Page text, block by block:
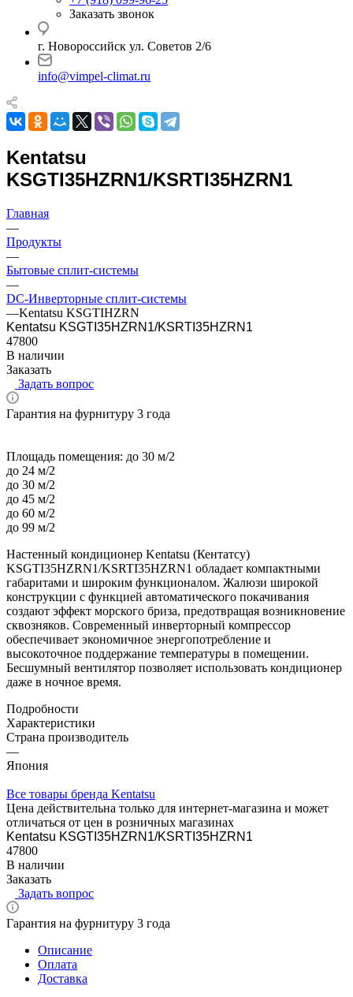
Заказать звонок
г. Новороссийск ул. Советов 2/6
info@vimpel-climat.ru
Kentatsu
KSGTI35HZRN1/KSRTI35HZRN1
Главная
—
Продукты
—
Бытовые сплит-системы
—
DC-Инверторные сплит-системы
—Kentatsu KSGTIHZRN
Kentatsu KSGTI35HZRN1/KSRTI35HZRN1
47800
В наличии
Заказать
Задать вопрос
Гарантия на фурнитуру 3 года
Площадь помещения: до 30 м/2
до 24 м/2
до 30 м/2
до 45 м/2
до 60 м/2
до 99 м/2
Настенный кондиционер Kentatsu (Кентатсу)
KSGTI35HZRN1/KSRTI35HZRN1 обладает компактными
габаритами и широким функционалом. Жалюзи широкой
конструкции с функцией автоматического покачивания
создают эффект морского бриза, предотвращая возникновение
сквозняков. Современный инверторный компрессор
обеспечивает экономичное энергопотребление и
высокоточное поддержание температуры в помещении.
Бесшумный вентилятор позволяет использовать кондиционер
даже в ночное время.
Подробности
Характеристики
Страна производитель
—
Япония
Все товары бренда Kentatsu
Цена действительна только для интернет-магазина и может
отличаться от цен в розничных магазинах
Kentatsu KSGTI35HZRN1/KSRTI35HZRN1
47800
В наличии
Заказать
Задать вопрос
Гарантия на фурнитуру 3 года
Описание
Оплата
Доставка